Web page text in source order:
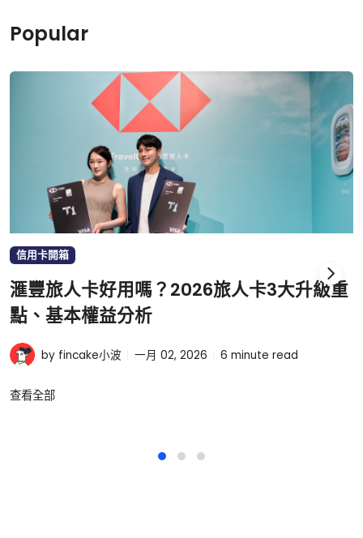
Popular
信用卡開箱
滙豐旅人卡好用嗎？2026旅人卡3大升級重
點、基本權益分析
by fincake小波 一月 02, 2026 6 minute read
查看全部